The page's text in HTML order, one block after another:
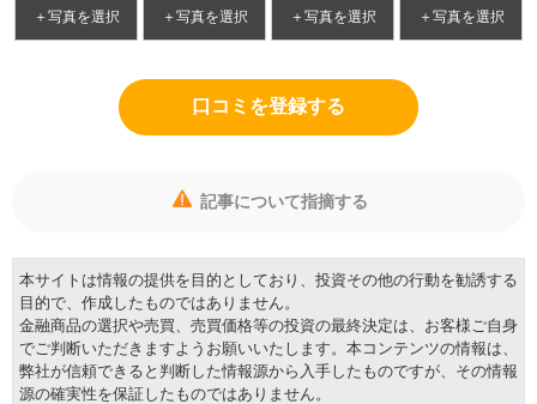
＋写真を選択 ＋写真を選択 ＋写真を選択 ＋写真を選択
口コミを登録する
記事について指摘する
本サイトは情報の提供を目的としており、投資その他の行動を勧誘する
目的で、作成したものではありません。
金融商品の選択や売買、売買価格等の投資の最終決定は、お客様ご自身
でご判断いただきますようお願いいたします。本コンテンツの情報は、
弊社が信頼できると判断した情報源から入手したものですが、その情報
源の確実性を保証したものではありません。